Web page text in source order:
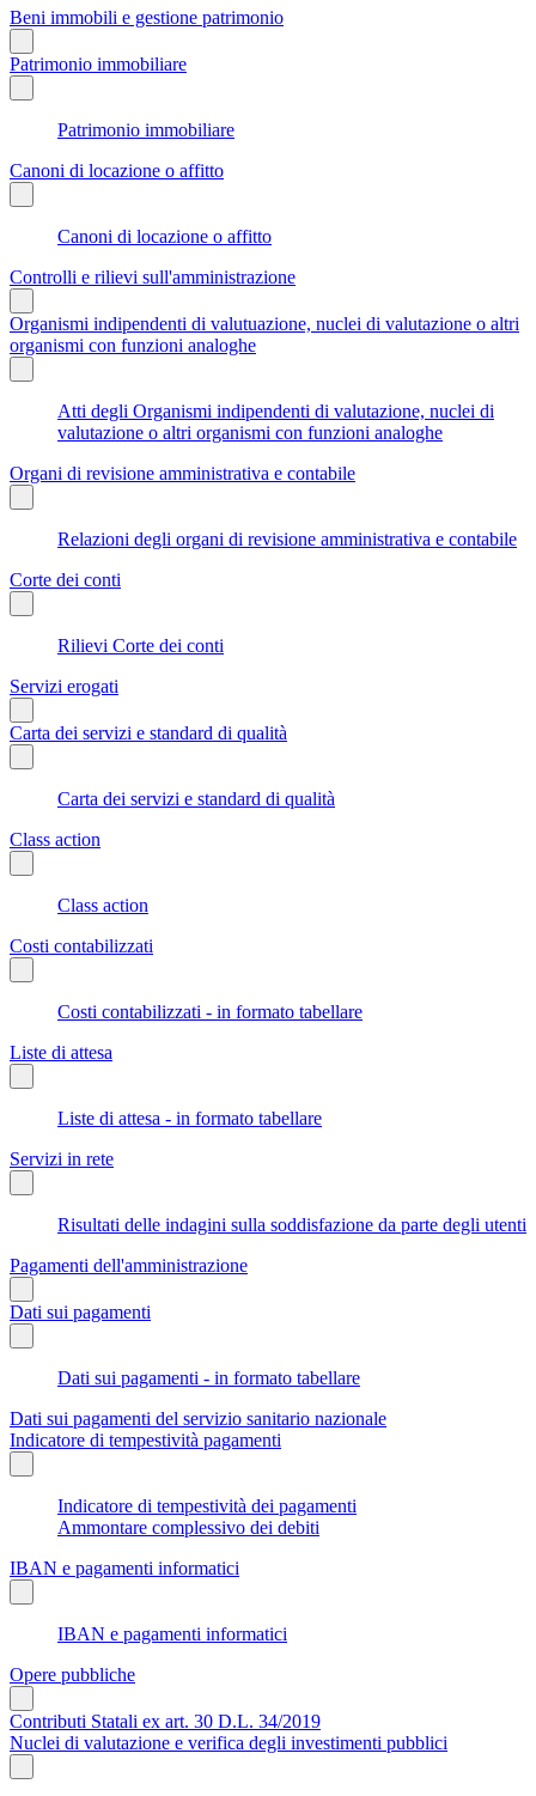
Beni immobili e gestione patrimonio
Patrimonio immobiliare
Patrimonio immobiliare
Canoni di locazione o affitto
Canoni di locazione o affitto
Controlli e rilievi sull'amministrazione
Organismi indipendenti di valutuazione, nuclei di valutazione o altri
organismi con funzioni analoghe
Atti degli Organismi indipendenti di valutazione, nuclei di
valutazione o altri organismi con funzioni analoghe
Organi di revisione amministrativa e contabile
Relazioni degli organi di revisione amministrativa e contabile
Corte dei conti
Rilievi Corte dei conti
Servizi erogati
Carta dei servizi e standard di qualità
Carta dei servizi e standard di qualità
Class action
Class action
Costi contabilizzati
Costi contabilizzati - in formato tabellare
Liste di attesa
Liste di attesa - in formato tabellare
Servizi in rete
Risultati delle indagini sulla soddisfazione da parte degli utenti
Pagamenti dell'amministrazione
Dati sui pagamenti
Dati sui pagamenti - in formato tabellare
Dati sui pagamenti del servizio sanitario nazionale
Indicatore di tempestività pagamenti
Indicatore di tempestività dei pagamenti
Ammontare complessivo dei debiti
IBAN e pagamenti informatici
IBAN e pagamenti informatici
Opere pubbliche
Contributi Statali ex art. 30 D.L. 34/2019
Nuclei di valutazione e verifica degli investimenti pubblici